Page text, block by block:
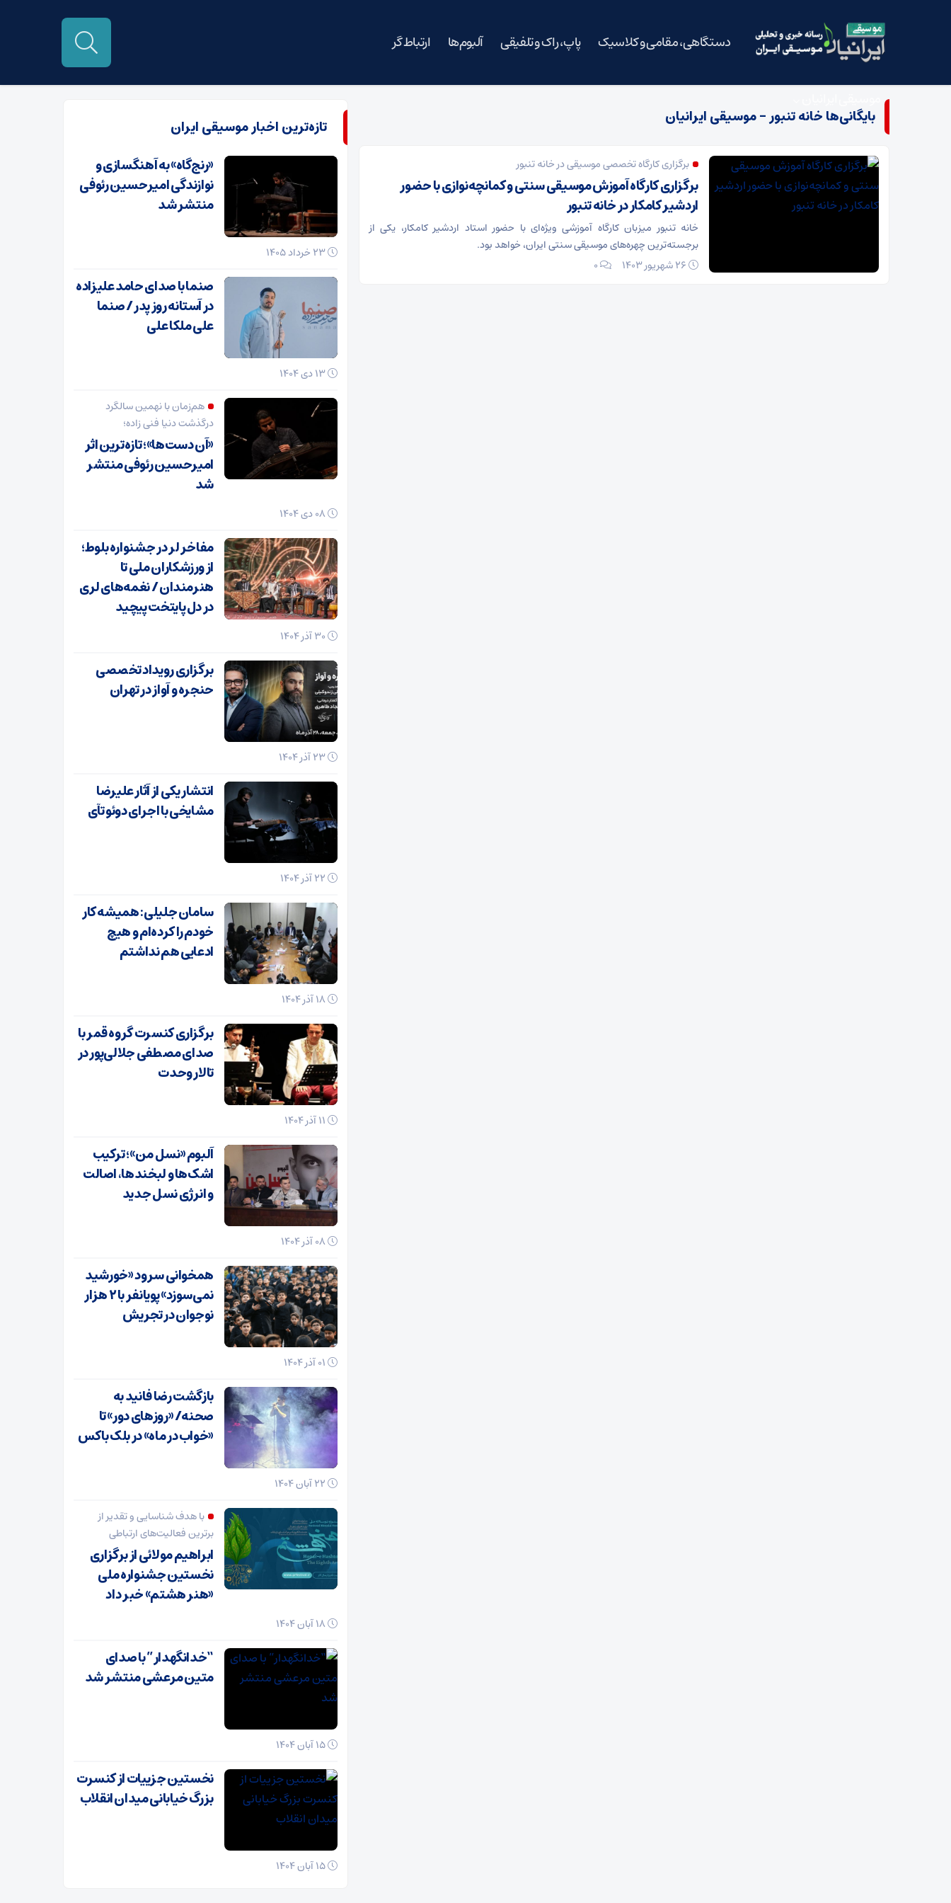
دستگاهی، مقامی و کلاسیک پاپ، راک و تلفیقی آلبوم‌ها ارتباط گر
بایگانی‌ها خانه تنبور - موسیقی ایرانیان
برگزاری کارگاه تخصصی موسیقی در خانه تنبور
برگزاری کارگاه آموزش موسیقی سنتی و کمانچه‌نوازی با حضور
اردشیر کامکار در خانه تنبور
خانه تنبور میزبان کارگاه آموزشی ویژه‌ای با حضور استاد اردشیر کامکار، یکی از
برجسته‌ترین چهره‌های موسیقی سنتی ایران، خواهد بود.
۰
تازه‌ترین اخبار موسیقی ایران
«رنج‌گاه» به آهنگسازی و
نوازندگی امیرحسین رئوفی
منتشر شد
صنما با صدای حامد علیزاده
در آستانه روز پدر / صنما
علی ملکا علی
هم‌زمان با نهمین سالگرد
درگذشت دنیا فنی زاده؛
«آن دست‌ها»؛ تازه‌ترین اثر
امیرحسین رئوفی منتشر
شد
مفاخر لر در جشنواره بلوط؛
از ورزشکاران ملی تا
هنرمندان / نغمه‌های لری
در دل پایتخت پیچید
برگزاری رویداد تخصصی
حنجره و آواز در تهران
انتشار یکی از آثار علیرضا
مشایخی با اجرای دوئو تآی
سامان جلیلی: همیشه کار
خودم را کرده‌ام و هیچ
ادعایی هم نداشتم
برگزاری کنسرت گروه قمر با
صدای مصطفی جلالی‌پور در
تالار وحدت
آلبوم «نسل من»؛ ترکیب
اشک‌ها و لبخندها، اصالت
و انرژی نسل جدید
همخوانی سرود «خورشید
نمی‌سوزد» پویانفر با ۲ هزار
نوجوان در تجریش
بازگشت رضا فانید به
صحنه/ «روزهای دور» تا
«خواب در ماه» در بلک باکس
با هدف شناسایی و تقدیر از
برترین فعالیت‌های ارتباطی
ابراهیم مولائی از برگزاری
نخستین جشنواره ملی
«هنر هشتم» خبر داد
“خدانگهدار” با صدای
متین مرعشی منتشر شد
نخستین جزییات از کنسرت
بزرگ خیابانی میدان انقلاب